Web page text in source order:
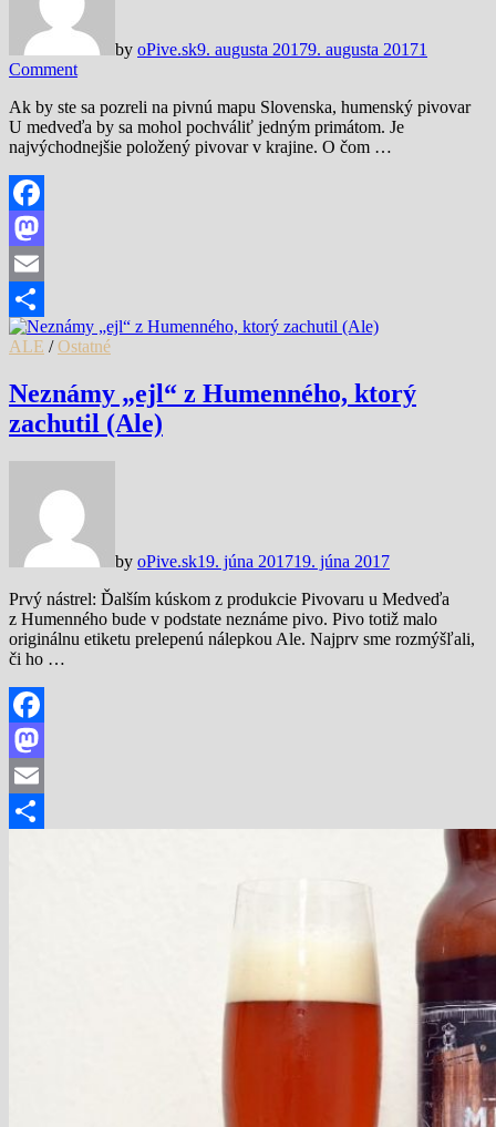
by oPive.sk9. augusta 20179. augusta 20171
Comment
Ak by ste sa pozreli na pivnú mapu Slovenska, humenský pivovar
U medveďa by sa mohol pochváliť jedným primátom. Je
najvýchodnejšie položený pivovar v krajine. O čom …
Facebook
Mastodon
Email
Share
ALE /Ostatné
Neznámy „ejl“ z Humenného, ktorý
zachutil (Ale)
by oPive.sk19. júna 201719. júna 2017
Prvý nástrel: Ďalším kúskom z produkcie Pivovaru u Medveďa
z Humenného bude v podstate neznáme pivo. Pivo totiž malo
originálnu etiketu prelepenú nálepkou Ale. Najprv sme rozmýšľali,
či ho …
Facebook
Mastodon
Email